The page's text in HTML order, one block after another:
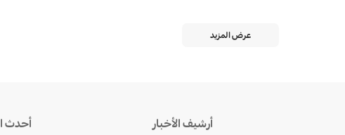
عرض المزيد
أرشيف الأخبار أحدث